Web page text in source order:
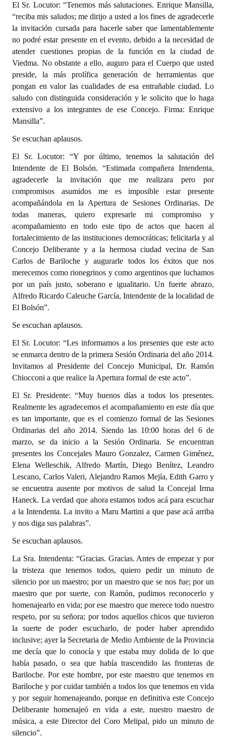
El Sr. Locutor: “Tenemos más salutaciones. Enrique Mansilla,
“reciba mis saludos; me dirijo a usted a los fines de agradecerle
la invitación cursada para hacerle saber que lamentablemente
no podré estar presente en el evento, debido a la necesidad de
atender cuestiones propias de la función en la ciudad de
Viedma. No obstante a ello, auguro para el Cuerpo que usted
preside, la más prolífica generación de herramientas que
pongan en valor las cualidades de esa entrañable ciudad. Lo
saludo con distinguida consideración y le solicito que lo haga
extensivo a los integrantes de ese Concejo. Firma: Enrique
Mansilla”.
Se escuchan aplausos.
El Sr. Locutor: “Y por último, tenemos la salutación del
Intendente de El Bolsón. “Estimada compañera Intendenta,
agradecerle la invitación que me realizara pero por
compromisos asumidos me es imposible estar presente
acompañándola en la Apertura de Sesiones Ordinarias. De
todas maneras, quiero expresarle mi compromiso y
acompañamiento en todo este tipo de actos que hacen al
fortalecimiento de las instituciones democráticas; felicitarla y al
Concejo Deliberante y a la hermosa ciudad vecina de San
Carlos de Bariloche y augurarle todos los éxitos que nos
merecemos como rionegrinos y como argentinos que luchamos
por un país justo, soberano e igualitario. Un fuerte abrazo,
Alfredo Ricardo Caleuche García, Intendente de la localidad de
El Bolsón”.
Se escuchan aplausos.
El Sr. Locutor: “Les informamos a los presentes que este acto
se enmarca dentro de la primera Sesión Ordinaria del año 2014.
Invitamos al Presidente del Concejo Municipal, Dr. Ramón
Chiocconi a que realice la Apertura formal de este acto”.
El Sr. Presidente: “Muy buenos días a todos los presentes.
Realmente les agradecemos el acompañamiento en este día que
es tan importante, que es el comienzo formal de las Sesiones
Ordinarias del año 2014. Siendo las 10:00 horas del 6 de
marzo, se da inicio a la Sesión Ordinaria. Se encuentran
presentes los Concejales Mauro Gonzalez, Carmen Giménez,
Elena Welleschik, Alfredo Martín, Diego Benítez, Leandro
Lescano, Carlos Valeri, Alejandro Ramos Mejía, Edith Garro y
se encuentra ausente por motivos de salud la Concejal Irma
Haneck. La verdad que ahora estamos todos acá para escuchar
a la Intendenta. La invito a Maru Martini a que pase acá arriba
y nos diga sus palabras”.
Se escuchan aplausos.
La Sra. Intendenta: “Gracias. Gracias. Antes de empezar y por
la tristeza que tenemos todos, quiero pedir un minuto de
silencio por un maestro; por un maestro que se nos fue; por un
maestro que por suerte, con Ramón, pudimos reconocerlo y
homenajearlo en vida; por ese maestro que merece todo nuestro
respeto, por su señora; por todos aquellos chicos que tuvieron
la suerte de poder escucharlo, de poder haber aprendido
inclusive; ayer la Secretaria de Medio Ambiente de la Provincia
me decía que lo conocía y que estaba muy dolida de lo que
había pasado, o sea que había trascendido las fronteras de
Bariloche. Por este hombre, por este maestro que tenemos en
Bariloche y por cuidar también a todos los que tenemos en vida
y por seguir homenajeando, porque en definitiva este Concejo
Deliberante homenajeó en vida a este, nuestro maestro de
música, a este Director del Coro Melipal, pido un minuto de
silencio”.